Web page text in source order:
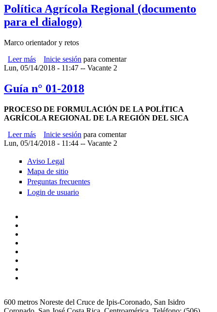
Política Agrícola Regional (documento
para el dialogo)
Marco orientador y retos
Leer más sobre Política Agrícola Regional (documento para el
dialogo)
Inicie sesión para comentar
Lun, 05/14/2018 - 11:47 -- Vacante 2
Guía n° 01-2018
PROCESO DE FORMULACIÓN DE LA POLÍTICA
AGRÍCOLA REGIONAL DE LA REGIÓN DEL SICA
Leer más sobre Guía n° 01-2018
Inicie sesión para comentar
Lun, 05/14/2018 - 11:44 -- Vacante 2
Aviso Legal
Mapa de sitio
Preguntas frecuentes
Login de usuario
600 metros Noreste del Cruce de Ipis-Coronado, San Isidro